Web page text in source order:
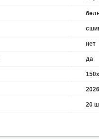
нет
да
2026
20